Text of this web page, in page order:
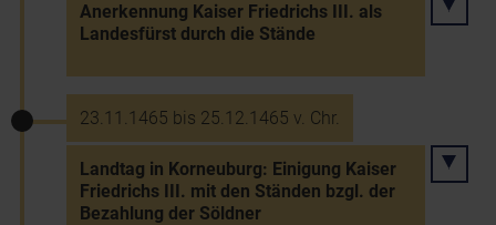
Anerkennung Kaiser Friedrichs III. als
Landesfürst durch die Stände
23.11.1465 bis 25.12.1465 v. Chr.
Landtag in Korneuburg: Einigung Kaiser
Friedrichs III. mit den Ständen bzgl. der
Bezahlung der Söldner